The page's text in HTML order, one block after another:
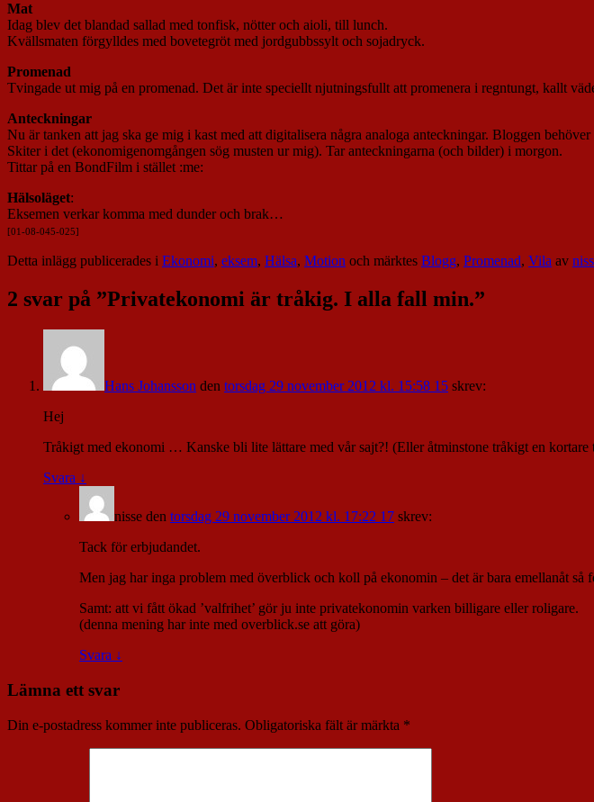
Mat
Idag blev det blandad sallad med tonfisk, nötter och aioli, till lunch.
Kvällsmaten förgylldes med bovetegröt med jordgubbssylt och sojadryck.
Promenad
Tvingade ut mig på en promenad. Det är inte speciellt njutningsfullt att promenera i regntungt, kallt
Anteckningar
Nu är tanken att jag ska ge mig i kast med att digitalisera några analoga anteckningar. Bloggen
Skiter i det (ekonomigenomgången sög musten ur mig). Tar anteckningarna (och bilder) i morgon.
Tittar på en BondFilm i stället :me:
Hälsoläget:
Eksemen verkar komma med dunder och brak…
[01-08-045-025]
Detta inlägg publicerades i Ekonomi, eksem, Hälsa, Motion och märktes Blogg, Promenad, Vila av
2 svar på ”Privatekonomi är tråkig. I alla fall min.”
Hans Johansson den torsdag 29 november 2012 kl. 15:58 15 skrev:
Hej
Tråkigt med ekonomi … Kanske bli lite lättare med vår sajt?! (Eller åtminstone tråkigt en
Svara ↓
nisse den torsdag 29 november 2012 kl. 17:22 17 skrev:
Tack för erbjudandet.
Men jag har inga problem med överblick och koll på ekonomin – det är bara emellanåt så
Samt: att vi fått ökad ’valfrihet’ gör ju inte privatekonomin varken billigare eller roligare.
(denna mening har inte med overblick.se att göra)
Svara ↓
Lämna ett svar
Din e-postadress kommer inte publiceras. Obligatoriska fält är märkta *